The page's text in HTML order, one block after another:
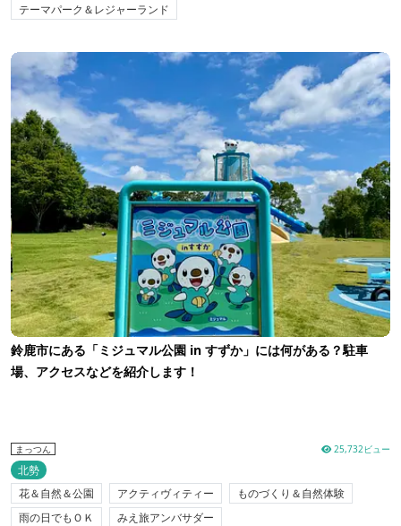
テーマパーク＆レジャーランド
鈴鹿市にある「ミジュマル公園 in すずか」には何がある？駐車
場、アクセスなどを紹介します！
まっつん 25,732ビュー
北勢
花＆自然＆公園
アクティヴィティー
ものづくり＆自然体験
雨の日でもＯＫ
みえ旅アンバサダー